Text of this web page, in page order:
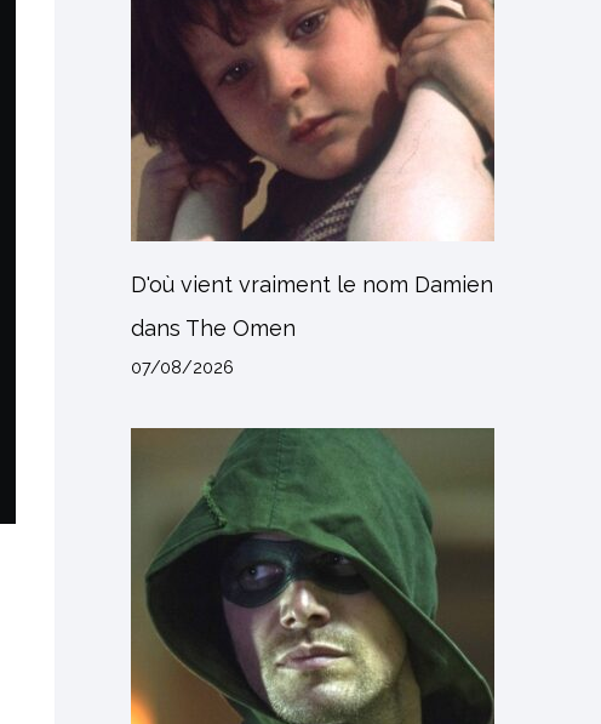
D'où vient vraiment le nom Damien
dans The Omen
07/08/2026